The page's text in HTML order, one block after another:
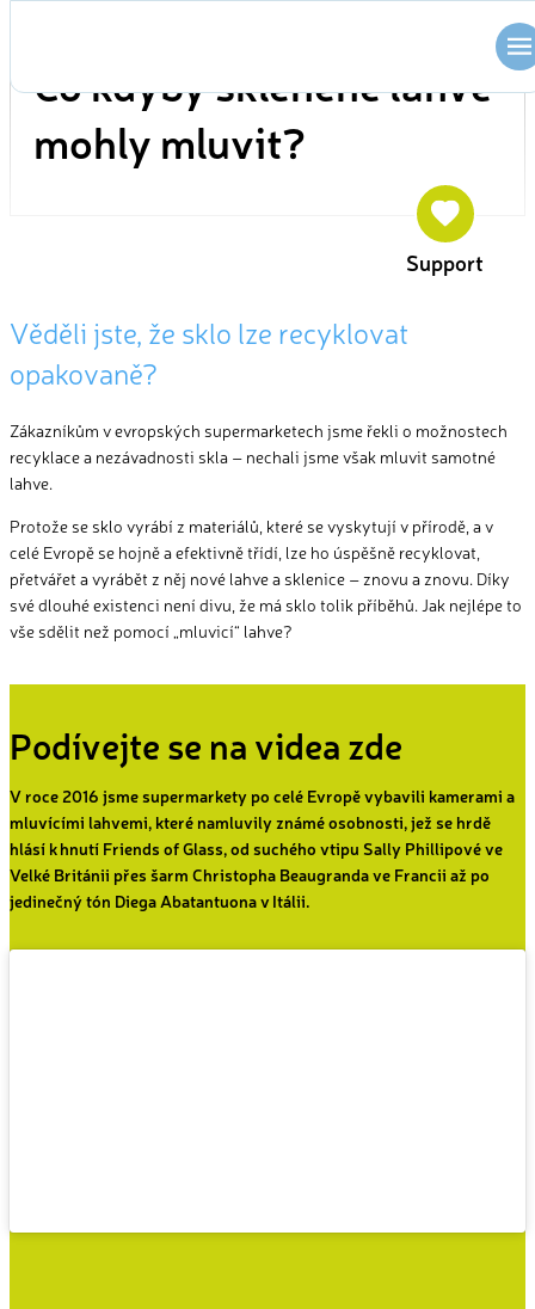
content
Co kdyby skleněné lahve
mohly mluvit?
Support
Věděli jste, že sklo lze recyklovat
opakovaně?
Zákazníkům v evropských supermarketech jsme řekli o možnostech
recyklace a nezávadnosti skla – nechali jsme však mluvit samotné
lahve.
Protože se sklo vyrábí z materiálů, které se vyskytují v přírodě, a v
celé Evropě se hojně a efektivně třídí, lze ho úspěšně recyklovat,
přetvářet a vyrábět z něj nové lahve a sklenice – znovu a znovu. Díky
své dlouhé existenci není divu, že má sklo tolik příběhů. Jak nejlépe to
vše sdělit než pomocí „mluvicí“ lahve?
Podívejte se na videa zde
V roce 2016 jsme supermarkety po celé Evropě vybavili kamerami a
mluvícími lahvemi, které namluvily známé osobnosti, jež se hrdě
hlásí k hnutí Friends of Glass, od suchého vtipu Sally Phillipové ve
Velké Británii přes šarm Christopha Beaugranda ve Francii až po
jedinečný tón Diega Abatantuona v Itálii.